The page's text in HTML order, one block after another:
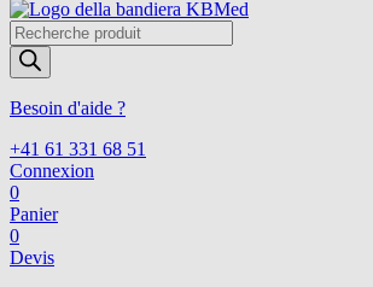
Recherche
de
produits
Besoin d'aide ?
+41 61 331 68 51
Connexion
0
Panier
0
Devis